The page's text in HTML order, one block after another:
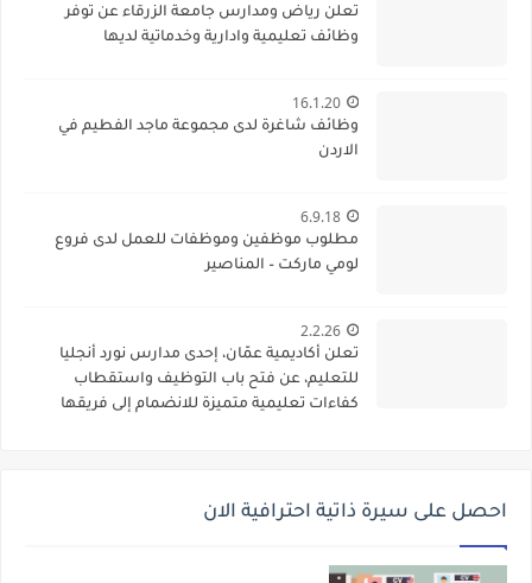
تعلن رياض ومدارس جامعة الزرقاء عن توفر
وظائف تعليمية وادارية وخدماتية لديها
16.1.20
وظائف شاغرة لدى مجموعة ماجد الفطيم في
الاردن
6.9.18
مطلوب موظفين وموظفات للعمل لدى فروع
لومي ماركت – المناصير
2.2.26
تعلن أكاديمية عمّان، إحدى مدارس نورد أنجليا
للتعليم، عن فتح باب التوظيف واستقطاب
كفاءات تعليمية متميزة للانضمام إلى فريقها
احصل على سيرة ذاتية احترافية الان